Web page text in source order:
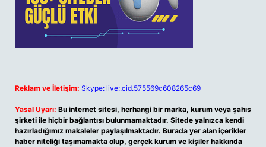
Reklam ve İletişim: Skype: live:.cid.575569c608265c69
Yasal Uyarı: Bu internet sitesi, herhangi bir marka, kurum veya şahıs
şirketi ile hiçbir bağlantısı bulunmamaktadır. Sitede yalnızca kendi
hazırladığımız makaleler paylaşılmaktadır. Burada yer alan içerikler
haber niteliği taşımamakta olup, gerçek kurum ve kişiler hakkında